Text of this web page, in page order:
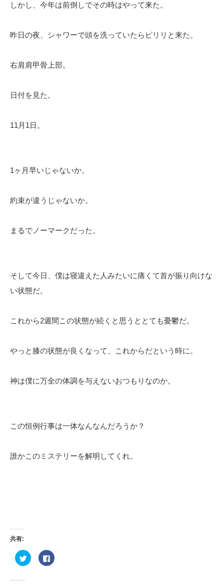
しかし、今年は前倒しでその時はやって来た。
昨日の夜、シャワーで頭を洗っていたらピリリと来た。
右肩肩甲骨上部。
日付を見た。
11月1日。
1ヶ月早いじゃないか。
約束が違うじゃないか。
まるでノーマークだった。
そして今日、僕は寝違えた人みたいに痛くて首が振り向けな
い状態だ。
これから2週間この状態が続くと思うととても憂鬱だ。
やっと膝の状態が良くなって、これからだという時に。
神は僕に万全の体調を与えないおつもりなのか。
この恒例行事は一体なんなんだろうか？
誰かこのミステリーを解明してくれ。
共有:
ク
リ
Facebook
で